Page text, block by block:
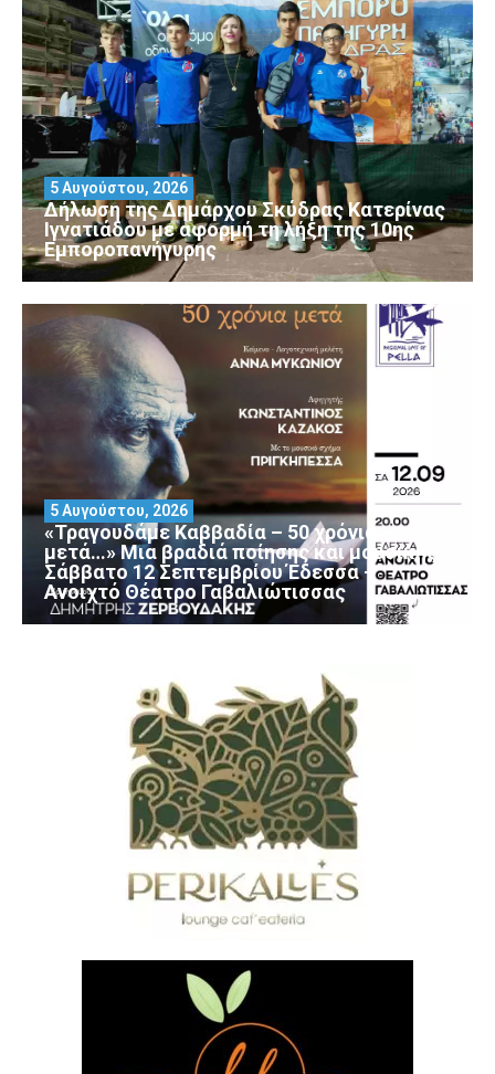
Δήλωση της Δημάρχου Σκύδρας Κατερίνας
Ιγνατιάδου με αφορμή τη λήξη της 10ης
Εμποροπανήγυρης
5 Αυγούστου, 2026
«Τραγουδάμε Καββαδία – 50 χρόνια
μετά…» Μια βραδιά ποίησης και μουσικής
Σάββατο 12 Σεπτεμβρίου Έδεσσα –
Ανοιχτό Θέατρο Γαβαλιώτισσας
5 Αυγούστου, 2026